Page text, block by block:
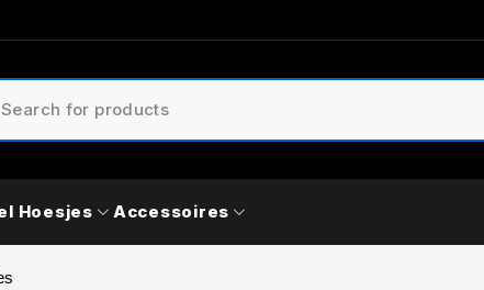
Hoesjes Accessoires